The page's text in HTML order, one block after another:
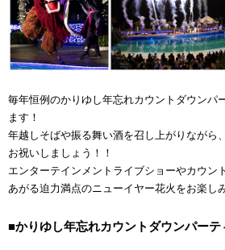
毎年恒例のかりゆし年忘れカウントダウンパ
ます！
年越しそばや振る舞い酒を召し上がりながら
お祝いしましょう！！
エンターテインメントライブショーやカウン
あがる迫力満点のニューイヤー花火をお楽し
■かりゆし年忘れカウントダウンパーテ